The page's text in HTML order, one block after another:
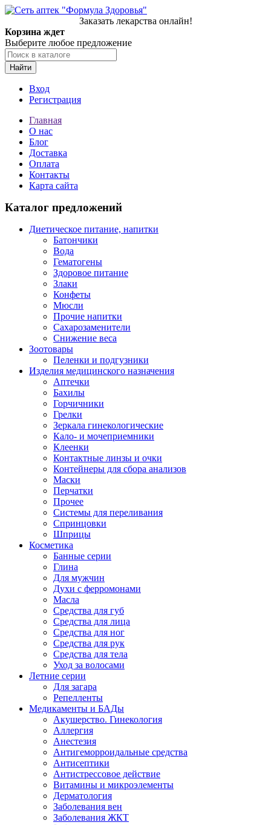
Заказать лекарства онлайн!
Корзина ждет
Выберите любое предложение
Найти
Вход
Регистрация
Главная
О нас
Блог
Доставка
Оплата
Контакты
Карта сайта
Каталог предложений
Диетическое питание, напитки
Батончики
Вода
Гематогены
Здоровое питание
Злаки
Конфеты
Мюсли
Прочие напитки
Сахарозаменители
Снижение веса
Зоотовары
Пеленки и подгузники
Изделия медицинского назначения
Аптечки
Бахилы
Горчичники
Грелки
Зеркала гинекологические
Кало- и мочеприемники
Клеенки
Контактные линзы и очки
Контейнеры для сбора анализов
Маски
Перчатки
Прочее
Системы для переливания
Спринцовки
Шприцы
Косметика
Банные серии
Глина
Для мужчин
Духи с ферромонами
Масла
Средства для губ
Средства для лица
Средства для ног
Средства для рук
Средства для тела
Уход за волосами
Летние серии
Для загара
Репелленты
Медикаменты и БАДы
Акушерство. Гинекология
Аллергия
Анестезия
Антигеморроидальные средства
Антисептики
Антистрессовое действие
Витамины и микроэлементы
Дерматология
Заболевания вен
Заболевания ЖКТ